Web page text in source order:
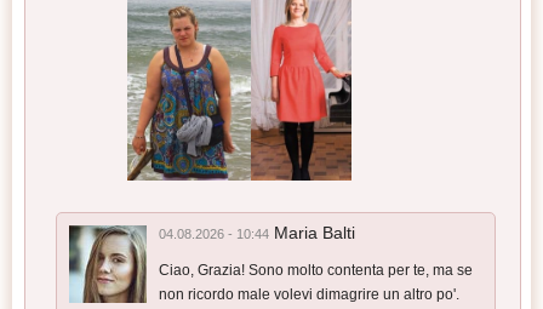
04.08.2026 - 10:44 Maria Balti
Ciao, Grazia! Sono molto contenta per te, ma se
non ricordo male volevi dimagrire un altro po'.